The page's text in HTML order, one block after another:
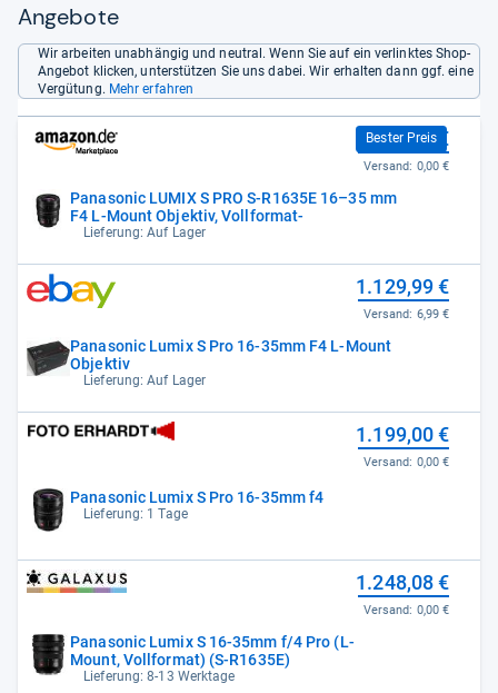
Angebote
Wir arbeiten unabhängig und neutral. Wenn Sie auf ein verlinktes Shop-
Angebot klicken, unterstützen Sie uns dabei. Wir erhalten dann ggf. eine
Vergütung. Mehr erfahren
Panasonic LUMIX S PRO S-R1635E 16–35 mm
F4 L-Mount Objektiv, Vollformat-
Lieferung: Auf Lager
Bester Preis
1.111,00 €
Versand: 0,00 €
Panasonic Lumix S Pro 16-35mm F4 L-Mount
Objektiv
Lieferung: Auf Lager
1.129,99 €
Versand: 6,99 €
Panasonic Lumix S Pro 16-35mm f4
Lieferung: 1 Tage
1.199,00 €
Versand: 0,00 €
Panasonic Lumix S 16-35mm f/4 Pro (L-
Mount, Vollformat) (S-R1635E)
Lieferung: 8-13 Werktage
1.248,08 €
Versand: 0,00 €